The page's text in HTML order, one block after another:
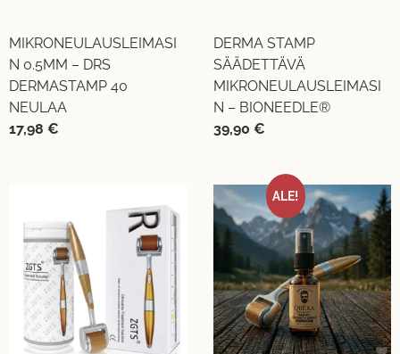
MIKRONEULAUSLEIMASI
N 0.5MM – DRS
DERMASTAMP 40
NEULAA
17,98 €
DERMA STAMP
SÄÄDETTÄVÄ
MIKRONEULAUSLEIMASI
N – BIONEEDLE®
39,90 €
ALE!